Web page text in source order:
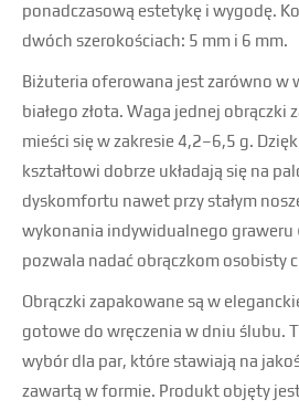
ponadczasową estetykę i wygodę.
dwóch szerokościach: 5 mm i 6 mm.
Biżuteria oferowana jest zarówno w
białego złota. Waga jednej obrączki
mieści się w zakresie 4,2–6,5 g.
kształtowi dobrze układają się na
dyskomfortu nawet przy stałym
wykonania indywidualnego graweru
pozwala nadać obrączkom osobisty
Obrączki zapakowane są w
gotowe do wręczenia w dniu ślubu.
wybór dla par, które stawiają na
zawartą w formie. Produkt objęty